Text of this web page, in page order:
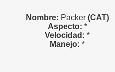
Nombre: Packer (CAT)
Aspecto: *
Velocidad: *
Manejo: *